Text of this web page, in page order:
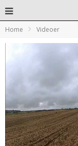
Home Videoer